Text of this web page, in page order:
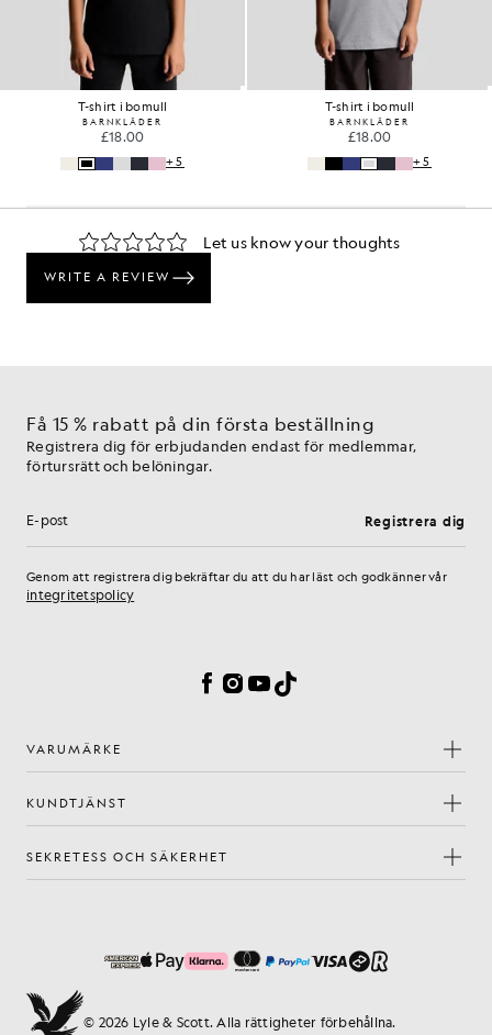
T-shirt i bomull
BARNKLÄDER
£18.00
+5
T-shirt i bomull
BARNKLÄDER
£18.00
+5
Få 15 % rabatt på din första beställning
Registrera dig för erbjudanden endast för medlemmar,
förtursrätt och belöningar.
E-postadress Registrera dig
Genom att registrera dig bekräftar du att du har läst och godkänner vår
integritetspolicy
Facebook
Instagram
YouTube
TikTok
VARUMÄRKE
KUNDTJÄNST
SEKRETESS OCH SÄKERHET
© 2026 Lyle & Scott. Alla rättigheter förbehållna.